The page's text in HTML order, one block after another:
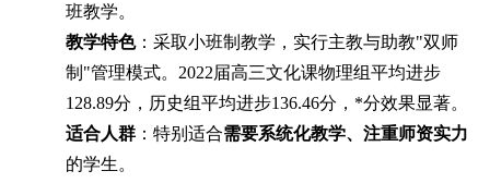
班教学。
教学特色：采取小班制教学，实行主教与助教"双师
制"管理模式。2022届高三文化课物理组平均进步
128.89分，历史组平均进步136.46分，*分效果显著。
适合人群 ：特别适合需要系统化教学、注重师资实力
的学生。